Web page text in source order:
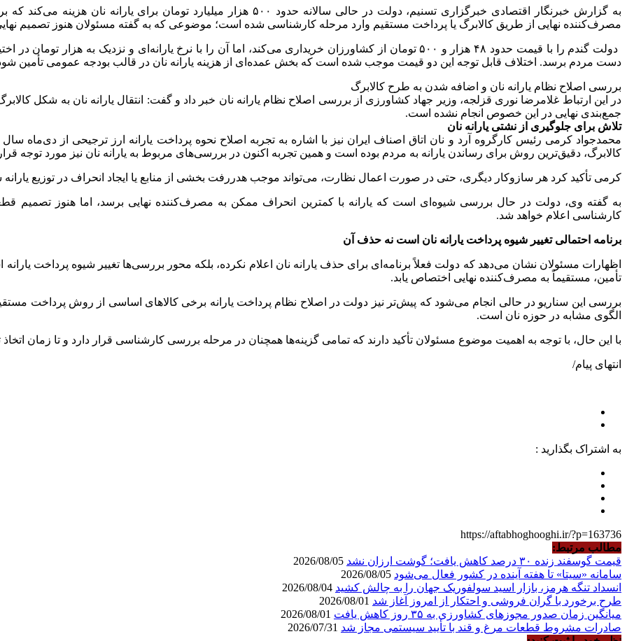
به گزارش خبرنگار اقتصادی خبرگزاری تسنیم، دولت در حالی سالانه حدود ۵۰۰ هزار
مصرف‌کننده نهایی از طریق کالابرگ یا پرداخت مستقیم وارد مرحله کارشناسی شده است؛ موضوعی که به گفته مسئولان هنوز تصمیم
دولت گندم را با قیمت حدود ۴۸ هزار و ۵۰۰ تومان از کشاورزان خریداری می‌کند، اما آن را با نرخ یارانه‌ای و نزدیک
دست مردم برسد. اختلاف قابل توجه این دو قیمت موجب شده است که بخش عمده‌ای از هزینه یارانه نان در قالب بودجه عمومی تأمین
بررسی اصلاح نظام یارانه نان و اضافه شدن به طرح کالابرگ
در این ارتباط غلامرضا نوری قزلجه، وزیر جهاد کشاورزی از بررسی اصلاح نظام یارانه نان خبر داد و گفت: انتقال یارانه نان به شکل
جمع‌بندی نهایی در این خصوص انجام نشده است.
تلاش برای جلوگیری از نشتی یارانه نان
محمدجواد کرمی رئیس کارگروه آرد و نان اتاق اصناف ایران نیز با اشاره به تجربه اصلاح نحوه پرداخت یارانه ارز ترجیحی از دی‌ماه
کالابرگ، دقیق‌ترین روش برای رساندن یارانه به مردم بوده است و همین تجربه اکنون در بررسی‌های مربوط به یارانه نان نیز مورد توجه
کرمی تأکید کرد هر سازوکار دیگری، حتی در صورت اعمال نظارت، می‌تواند موجب هدررفت بخشی از منابع یا ایجاد انحراف در توزیع یارانه
به گفته وی، دولت در حال بررسی شیوه‌ای است که یارانه با کمترین انحراف ممکن به مصرف‌کننده نهایی برسد، اما هنوز تصمیم
کارشناسی اعلام خواهد شد.
برنامه احتمالی تغییر شیوه پرداخت یارانه نان است نه حذف آن
اظهارات مسئولان نشان می‌دهد که دولت فعلاً برنامه‌ای برای حذف یارانه نان اعلام نکرده، بلکه محور بررسی‌ها تغییر شیوه پرداخت
تأمین، مستقیماً به مصرف‌کننده نهایی اختصاص یابد.
بررسی این سناریو در حالی انجام می‌شود که پیش‌تر نیز دولت در اصلاح نظام پرداخت یارانه برخی کالاهای اساسی از روش پرداخت مستقیم
الگوی مشابه در حوزه نان است.
با این حال، با توجه به اهمیت موضوع مسئولان تأکید دارند که تمامی گزینه‌ها همچنان در مرحله بررسی کارشناسی قرار دارد و تا زمان
انتهای پیام/
به اشتراک بگذارید :
https://aftabhoghooghi.ir/?p=163736
مطالب مرتبط:
قیمت گوسفند زنده ۳۰ درصد کاهش یافت؛ گوشت ارزان نشد
سامانه «سیتا» تا هفته آینده در کشور فعال می‌شود
انسداد تنگه هرمز، بازار اسید سولفوریک جهان را به چالش کشید
طرح برخورد با گران فروشی و احتکار از امروز آغاز شد
میانگین زمان صدور مجوزهای کشاورزی به ۳۵ روز کاهش یافت
صادرات مشروط قطعات مرغ و قند با تأیید سیستمی مجاز شد